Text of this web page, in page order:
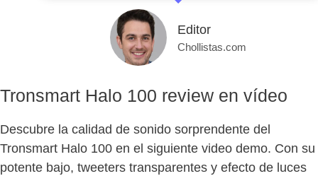
Editor
Chollistas.com
Tronsmart Halo 100 review en vídeo
Descubre la calidad de sonido sorprendente del
Tronsmart Halo 100 en el siguiente video demo. Con su
potente bajo, tweeters transparentes y efecto de luces